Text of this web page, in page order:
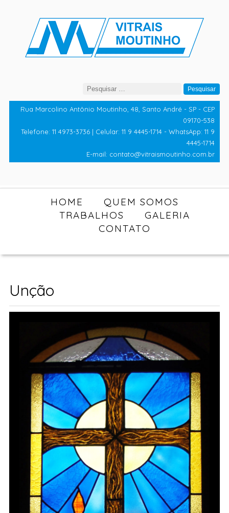
Pesquisar
por:
Rua Marcolino Antônio Moutinho, 48, Santo André - SP - CEP
09170-538
Telefone: 11 4973-3736 | Celular: 11 9 4445-1714 - WhatsApp: 11 9
4445-1714
E-mail: contato@vitraismoutinho.com.br
HOME
QUEM SOMOS
TRABALHOS
GALERIA
CONTATO
Unção